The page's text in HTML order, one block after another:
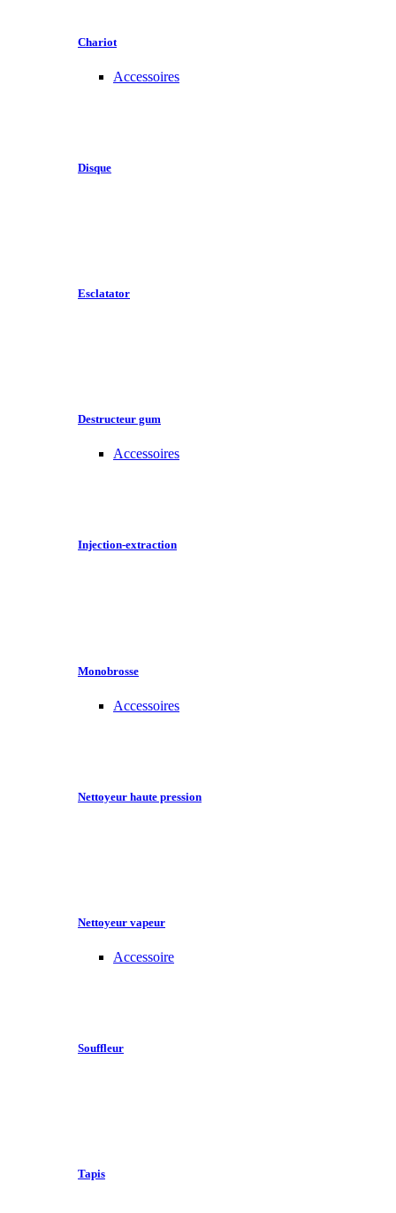
Chariot
Accessoires
Disque
Esclatator
Destructeur gum
Accessoires
Injection-extraction
Monobrosse
Accessoires
Nettoyeur haute pression
Nettoyeur vapeur
Accessoire
Souffleur
Tapis